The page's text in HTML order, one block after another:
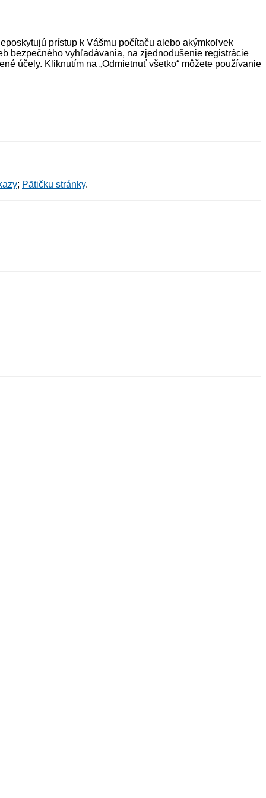
prístup k Vášmu počítaču alebo akýmkoľvek
bezpečného vyhľadávania, na zjednodušenie registrácie
účely. Kliknutím na „Odmietnuť všetko“ môžete používanie
; Pätičku stránky.